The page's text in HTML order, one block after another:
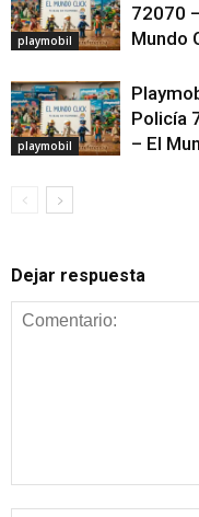
playmobil
72070
Mundo
playmobil
Policía
– El
Dejar respuesta